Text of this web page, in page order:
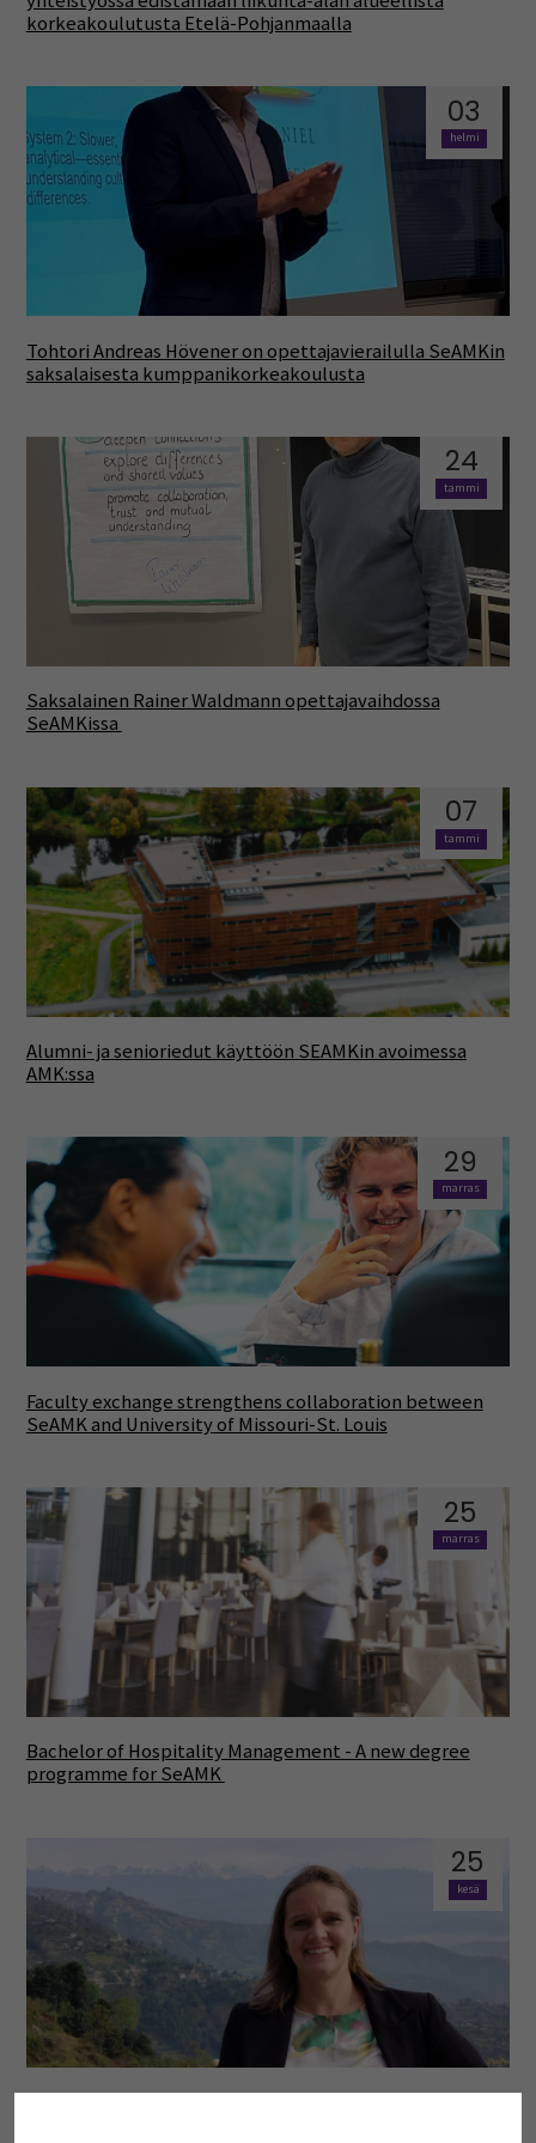
korkeakoulutusta Etelä-Pohjanmaalla
03
helmi
Tohtori Andreas Hövener on opettajavierailulla SeAMKin
saksalaisesta kumppanikorkeakoulusta
24
tammi
Saksalainen Rainer Waldmann opettajavaihdossa
SeAMKissa
07
tammi
Alumni- ja senioriedut käyttöön SEAMKin avoimessa
AMK:ssa
29
marras
Faculty exchange strengthens collaboration between
SeAMK and University of Missouri-St. Louis
25
marras
Bachelor of Hospitality Management - A new degree
programme for SeAMK
25
kesä